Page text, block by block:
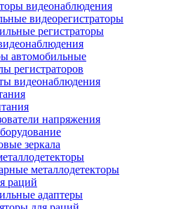
видеонаблюдения
видеорегистраторы
регистраторы
автомобильные
регистраторов
видеонаблюдения
напряжения
зеркала
металлодетекторы
раций
адаптеры